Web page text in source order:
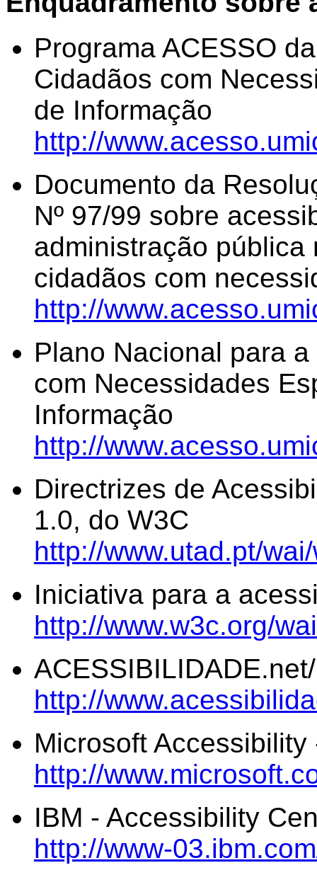
Programa ACESSO
Cidadãos com
de Informação
http://
Documento da
Nº 97/99 sobre
administração pública
cidadãos com
http://
Plano Nacional para
com Necessidades
Informação
http://
Directrizes de
1.0, do W3C
http://www.utad.pt/
Iniciativa para a
http://www.w3c.org/
http://
Microsoft
http://
IBM - Accessibility
http://www-